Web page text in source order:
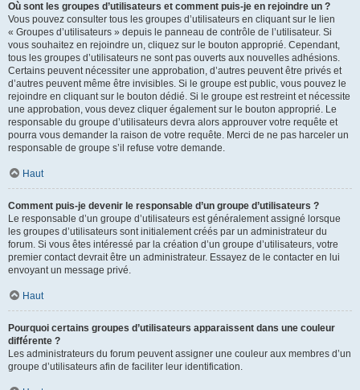
Où sont les groupes d’utilisateurs et comment puis-je en rejoindre un ?
Vous pouvez consulter tous les groupes d’utilisateurs en cliquant sur le lien
« Groupes d’utilisateurs » depuis le panneau de contrôle de l’utilisateur. Si
vous souhaitez en rejoindre un, cliquez sur le bouton approprié. Cependant,
tous les groupes d’utilisateurs ne sont pas ouverts aux nouvelles adhésions.
Certains peuvent nécessiter une approbation, d’autres peuvent être privés et
d’autres peuvent même être invisibles. Si le groupe est public, vous pouvez le
rejoindre en cliquant sur le bouton dédié. Si le groupe est restreint et nécessite
une approbation, vous devez cliquer également sur le bouton approprié. Le
responsable du groupe d’utilisateurs devra alors approuver votre requête et
pourra vous demander la raison de votre requête. Merci de ne pas harceler un
responsable de groupe s’il refuse votre demande.
Haut
Comment puis-je devenir le responsable d’un groupe d’utilisateurs ?
Le responsable d’un groupe d’utilisateurs est généralement assigné lorsque
les groupes d’utilisateurs sont initialement créés par un administrateur du
forum. Si vous êtes intéressé par la création d’un groupe d’utilisateurs, votre
premier contact devrait être un administrateur. Essayez de le contacter en lui
envoyant un message privé.
Haut
Pourquoi certains groupes d’utilisateurs apparaissent dans une couleur
différente ?
Les administrateurs du forum peuvent assigner une couleur aux membres d’un
groupe d’utilisateurs afin de faciliter leur identification.